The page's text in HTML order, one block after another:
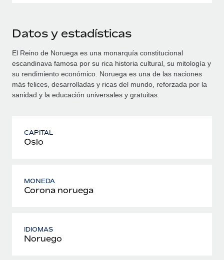
Datos y estadísticas
El Reino de Noruega es una monarquía constitucional
escandinava famosa por su rica historia cultural, su mitología y
su rendimiento económico. Noruega es una de las naciones
más felices, desarrolladas y ricas del mundo, reforzada por la
sanidad y la educación universales y gratuitas.
CAPITAL
Oslo
MONEDA
Corona noruega
IDIOMAS
Noruego